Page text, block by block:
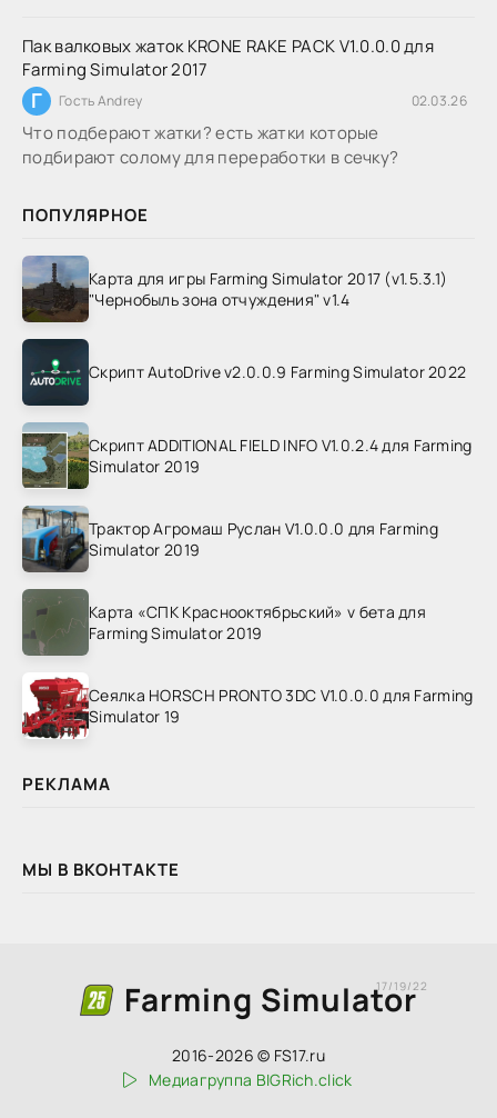
Пак валковых жаток KRONE RAKE PACK V1.0.0.0 для
Farming Simulator 2017
Г Гость Andrey 02.03.26
Что подберают жатки? есть жатки которые
подбирают солому для переработки в сечку?
ПОПУЛЯРНОЕ
Карта для игры Farming Simulator 2017 (v1.5.3.1)
"Чернобыль зона отчуждения" v1.4
Скрипт AutoDrive v2.0.0.9 Farming Simulator 2022
Скрипт ADDITIONAL FIELD INFO V1.0.2.4 для Farming
Simulator 2019
Трактор Агромаш Руслан V1.0.0.0 для Farming
Simulator 2019
Карта «СПК Краснооктябрьский» v бета для
Farming Simulator 2019
Сеялка HORSCH PRONTO 3DC V1.0.0.0 для Farming
Simulator 19
РЕКЛАМА
МЫ В ВКОНТАКТЕ
Farming Simulator
17/19/22
2016-2026 © FS17.ru
Медиагруппа BIGRich.click